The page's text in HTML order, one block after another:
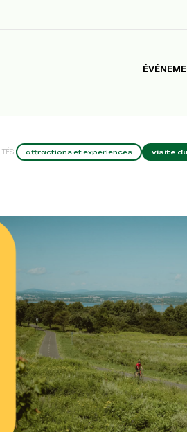
| attractions et expériences visite